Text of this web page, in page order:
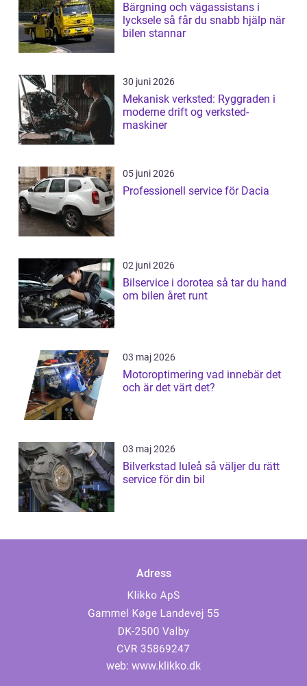
Bärgning och vägassistans i
lycksele så får du snabb hjälp när
bilen stannar
30 juni 2026
Mekanisk verksted: Ryggraden i
moderne drift og verksted-
maskiner
05 juni 2026
Professionell service för Dacia
02 juni 2026
Bilservice i dorotea så tar du hand
om bilen året runt
03 maj 2026
Motoroptimering vad innebär det
och är det värt det?
03 maj 2026
Bilverkstad luleå så väljer du rätt
service för din bil
Adress
web: www.klikko.dk